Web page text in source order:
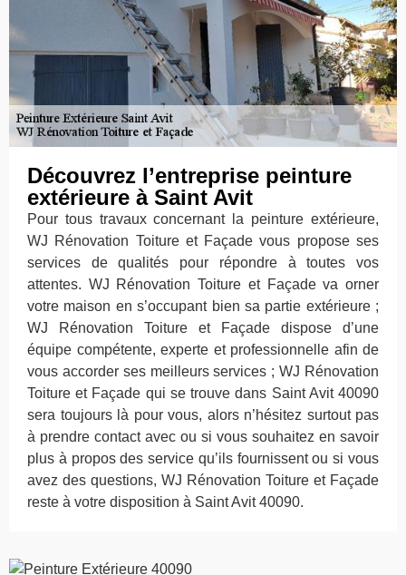
Découvrez l’entreprise peinture
extérieure à Saint Avit
Pour tous travaux concernant la peinture extérieure,
WJ Rénovation Toiture et Façade vous propose ses
services de qualités pour répondre à toutes vos
attentes. WJ Rénovation Toiture et Façade va orner
votre maison en s’occupant bien sa partie extérieure ;
WJ Rénovation Toiture et Façade dispose d’une
équipe compétente, experte et professionnelle afin de
vous accorder ses meilleurs services ; WJ Rénovation
Toiture et Façade qui se trouve dans Saint Avit 40090
sera toujours là pour vous, alors n’hésitez surtout pas
à prendre contact avec ou si vous souhaitez en savoir
plus à propos des service qu’ils fournissent ou si vous
avez des questions, WJ Rénovation Toiture et Façade
reste à votre disposition à Saint Avit 40090.